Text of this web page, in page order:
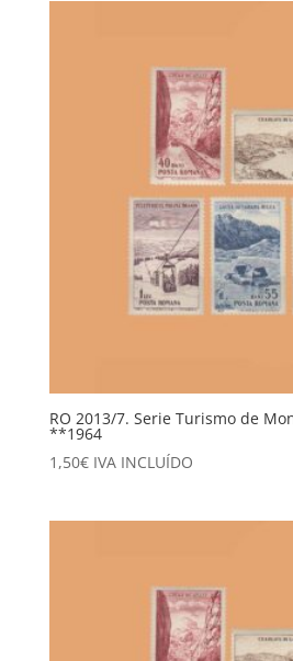
RO 2013/7. Serie Turismo de
**1964
1,50€ IVA INCLUÍDO